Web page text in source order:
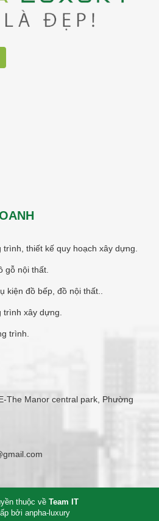
thiết kế quy hoạch xây dựng.
gỗ nội thất.
kiện đồ bếp, đồ nội thất..
xây dựng.
trình.
The Manor central park, Phường
thuộc về Team IT
bởi anpha-luxury